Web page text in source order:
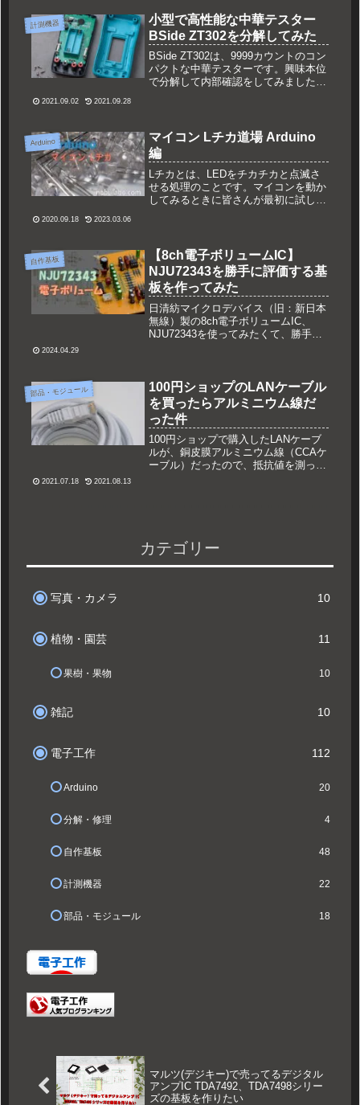
ました。
計測機器
小型で高性能な中華テスター
BSide ZT302を分解してみた
BSide ZT302は、9999カウントのコン
パクトな中華テスターです。興味本位
で分解して内部確認をしてみました。
2021.09.02 2021.09.28
Arduino
マイコン Lチカ道場 Arduino
編
Lチカとは、LEDをチカチカと点滅さ
せる処理のことです。マイコンを動か
してみるときに皆さんが最初に試して
かえたりなど、すべての動作の基本に
なる物ではないでしょうか。
2020.09.18 2023.03.06
自作基板
【8ch電子ボリュームIC】
NJU72343を勝手に評価する基
板を作ってみた
日清紡マイクロデバイス（旧：新日本
無線）製の8ch電子ボリュームIC、
NJU72343を使ってみたくて、勝手に
は、写真の様な可変抵抗器を...
2024.04.29
部品・モジュール
100円ショップのLANケーブル
を買ったらアルミニウム線だ
った件
100円ショップで購入したLANケーブ
ルが、銅皮膜アルミニウム線（CCAケ
ーブル）だったので、抵抗値を測って
2021.07.18 2021.08.13
カテゴリー
写真・カメラ 10
植物・園芸 11
果樹・果物 10
雑記 10
電子工作 112
Arduino 20
分解・修理 4
自作基板 48
計測機器 22
部品・モジュール 18
マルツ(デジキー)で売ってるデジタル
アンプIC TDA7492、TDA7498シリー
ズの基板を作りたい